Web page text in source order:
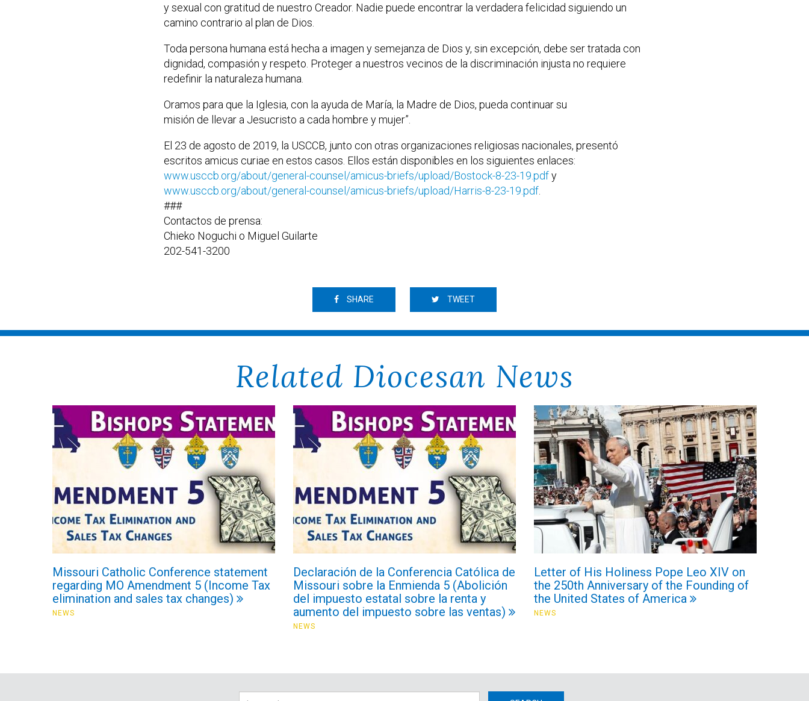
y sexual con gratitud de nuestro Creador. Nadie puede encontrar la verdadera felicidad siguiendo un
camino contrario al plan de Dios.
Toda persona humana está hecha a imagen y semejanza de Dios y, sin excepción, debe ser tratada con
dignidad, compasión y respeto. Proteger a nuestros vecinos de la discriminación injusta no requiere
redefinir la naturaleza humana.
Oramos para que la Iglesia, con la ayuda de María, la Madre de Dios, pueda continuar su
misión de llevar a Jesucristo a cada hombre y mujer”.
El 23 de agosto de 2019, la USCCB, junto con otras organizaciones religiosas nacionales, presentó
escritos amicus curiae en estos casos. Ellos están disponibles en los siguientes enlaces:
www.usccb.org/about/general-counsel/amicus-briefs/upload/Bostock-8-23-19.pdfy
www.usccb.org/about/general-counsel/amicus-briefs/upload/Harris-8-23-19.pdf
###
Contactos de prensa:
Chieko Noguchi o Miguel Guilarte
202-541-3200
SHARE TWEET
Related Diocesan News
Missouri Catholic Conference statement
regarding MO Amendment 5 (Income Tax
elimination and sales tax changes)
NEWS
Declaración de la Conferencia Católica de
Missouri sobre la Enmienda 5 (Abolición
del impuesto estatal sobre la renta y
aumento del impuesto sobre las ventas)
NEWS
Letter of His Holiness Pope Leo XIV on
the 250th Anniversary of the Founding of
the United States of America
NEWS